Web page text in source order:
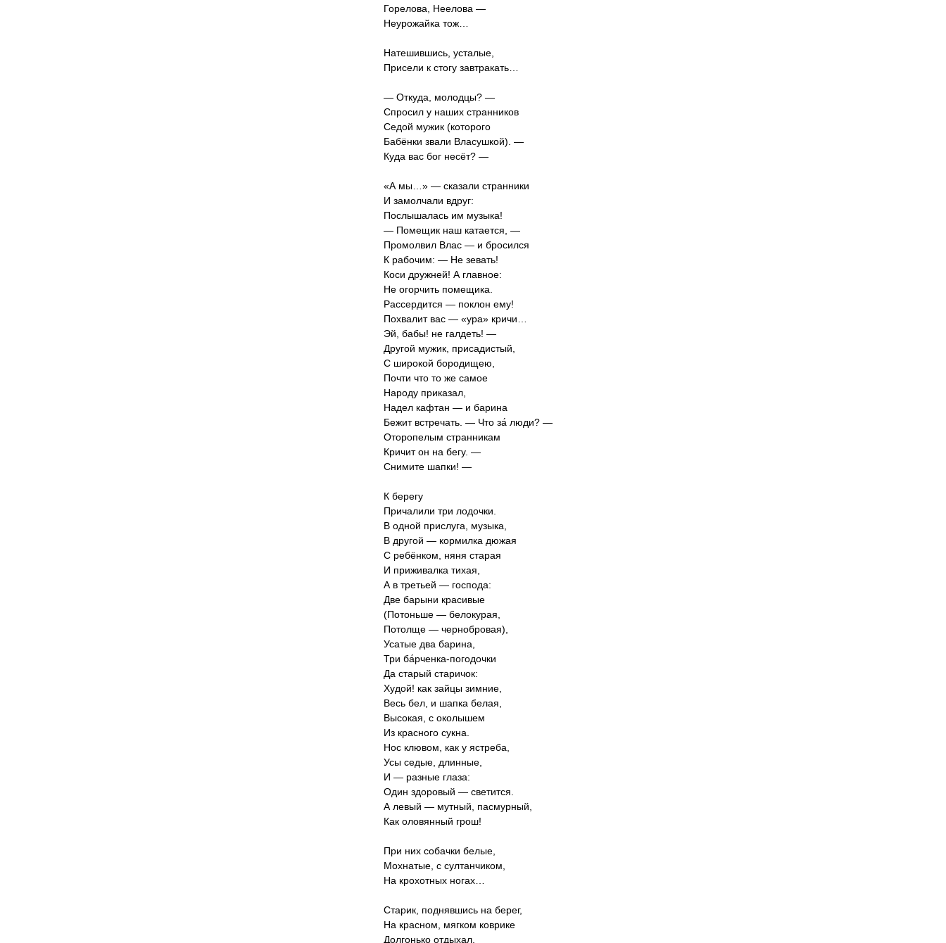
Горелова, Неелова —
Неурожайка тож…
Натешившись, усталые,
Присели к стогу завтракать…
— Откуда, молодцы? —
Спросил у наших странников
Седой мужик (которого
Бабёнки звали Власушкой). —
Куда вас бог несёт? —
«А мы…» — сказали странники
И замолчали вдруг:
Послышалась им музыка!
— Помещик наш катается, —
Промолвил Влас — и бросился
К рабочим: — Не зевать!
Коси дружней! А главное:
Не огорчить помещика.
Рассердится — поклон ему!
Похвалит вас — «ура» кричи…
Эй, бабы! не галдеть! —
Другой мужик, присадистый,
С широкой бородищею,
Почти что то же самое
Народу приказал,
Надел кафтан — и барина
Бежит встречать. — Что за́ люди? —
Оторопелым странникам
Кричит он на бегу. —
Снимите шапки! —
К берегу
Причалили три лодочки.
В одной прислуга, музыка,
В другой — кормилка дюжая
С ребёнком, няня старая
И приживалка тихая,
А в третьей — господа:
Две барыни красивые
(Потоньше — белокурая,
Потолще — чернобровая),
Усатые два барина,
Три ба́рченка-погодочки
Да старый старичок:
Худой! как зайцы зимние,
Весь бел, и шапка белая,
Высокая, с околышем
Из красного сукна.
Нос клювом, как у ястреба,
Усы седые, длинные,
И — разные глаза:
Один здоровый — светится.
А левый — мутный, пасмурный,
Как оловянный грош!
При них собачки белые,
Мохнатые, с султанчиком,
На крохотных ногах…
Старик, поднявшись на берег,
На красном, мягком коврике
Долгонько отдыхал,